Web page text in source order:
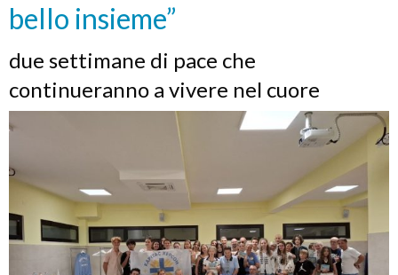
bello insieme”
due settimane di pace che
continueranno a vivere nel cuore